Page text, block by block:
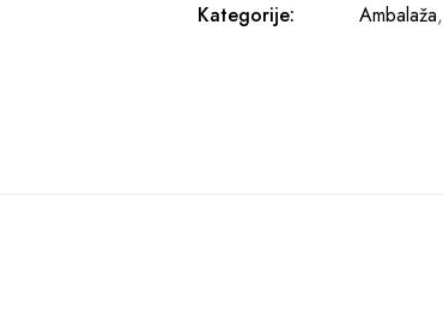
Kategorije:
Ambalaža,